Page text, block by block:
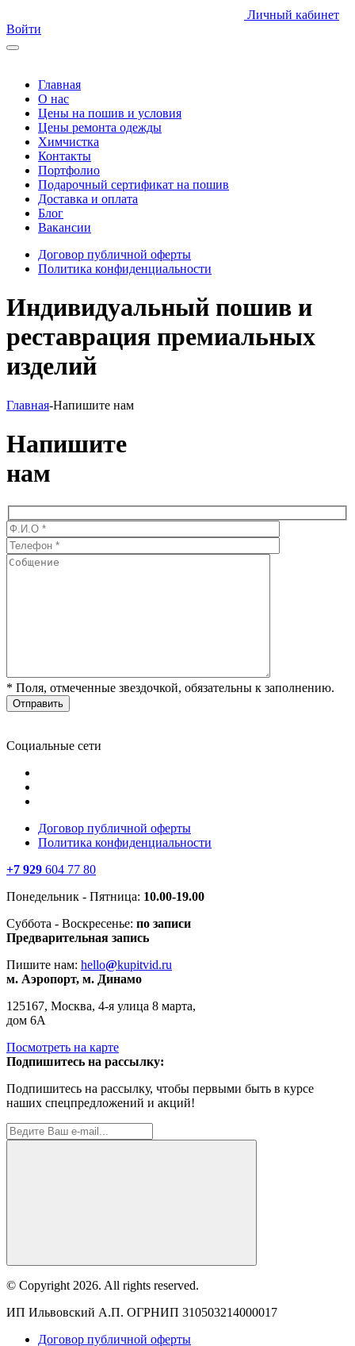
Личный кабинет
Войти
Главная
О нас
Цены на пошив и условия
Цены ремонта одежды
Химчистка
Контакты
Портфолио
Подарочный сертификат на пошив
Доставка и оплата
Блог
Вакансии
Договор публичной оферты
Политика конфиденциальности
Индивидуальный пошив и
реставрация премиальных
изделий
Главная-Напишите нам
Напишите
нам
* Поля, отмеченные звездочкой, обязательны к заполнению.
Отправить
Социальные сети
Договор публичной оферты
Политика конфиденциальности
+7 929 604 77 80
Понедельник - Пятница: 10.00-19.00
Суббота - Воскресенье: по записи
Предварительная запись
Пишите нам: hello@kupitvid.ru
м. Аэропорт, м. Динамо
125167, Москва, 4-я улица 8 марта,
дом 6А
Посмотреть на карте
Подпишитесь на рассылку:
Подпишитесь на рассылку, чтобы первыми быть в курсе
наших спецпредложений и акций!
© Copyright 2026. All rights reserved.
ИП Ильвовский А.П. ОГРНИП 310503214000017
Договор публичной оферты